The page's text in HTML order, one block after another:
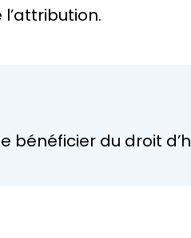
bénéficier du droit